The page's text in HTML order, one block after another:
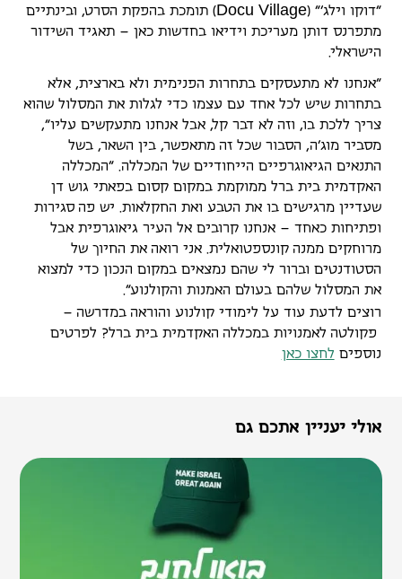
"דוקו וילג'" ( Docu Vi age
) תומכת בהפקת הסרט, ובינתיים
מתפרנס דותן מעריכת וידיאו בחדשות כאן – תאגיד השידור
הישראלי.
"אנחנו לא מתעסקים בתחרות הפנימית ולא בארצית, אלא
בתחרות שיש לכל אחד עם עצמו כדי לגלות את המסלול שהוא
צריך ללכת בו, וזה לא דבר קל, אבל אנחנו מתעקשים עליו",
מסביר מוג'ה, הסבור שכל זה מתאפשר, בין השאר, בשל
התנאים הגיאוגרפיים הייחודיים של המכללה. "המכללה
האקדמית בית ברל ממוקמת במקום קסום בפאתי גוש דן
שעדיין מרגישים בו את הטבע ואת החקלאות. יש פה סגירות
ופתיחות כאחד – אנחנו קרובים אל העיר גיאוגרפית אבל
מרוחקים ממנה קונספטואלית. אני רואה את החיוך של
הסטודנטים וברור לי שהם נמצאים במקום הנכון כדי למצוא
את המסלול שלהם בעולם האמנות והקולנוע".
רוצים לדעת עוד על לימודי קולנוע והוראה במדרשה –
פקולטה לאמנויות במכללה האקדמית בית ברל? לפרטים
נוספים לחצו כאן
אולי יעניין אתכם גם